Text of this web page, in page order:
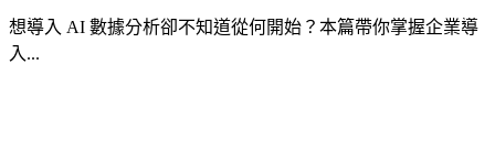
AI
想導入 AI 數據分析卻不知道從何開始？本篇帶你掌握企業導
入...